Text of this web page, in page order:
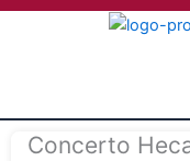
Vai
Concerto